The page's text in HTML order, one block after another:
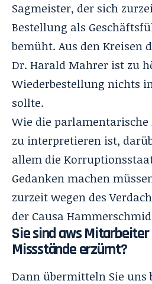
Sagmeister, der sich
Bestellung als
bemüht. Aus den Kreisen
Dr. Harald Mahrer ist zu
Wiederbestellung nichts
sollte.
Wie die
zu interpretieren ist,
allem die
Gedanken machen
zurzeit wegen des
der Causa
Sie sind aws
Missstände erzürnt?
Dann übermitteln Sie uns